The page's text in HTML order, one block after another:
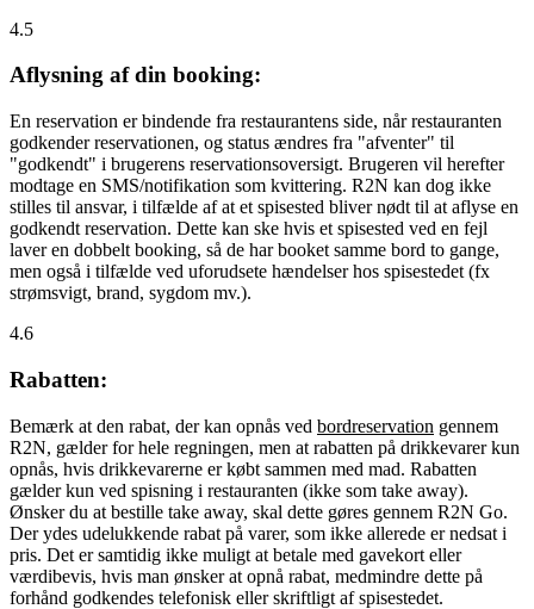
4.5
Aflysning af din booking:
En reservation er bindende fra restaurantens side, når restauranten
godkender reservationen, og status ændres fra "afventer" til
"godkendt" i brugerens reservationsoversigt. Brugeren vil herefter
modtage en SMS/notifikation som kvittering. R2N kan dog ikke
stilles til ansvar, i tilfælde af at et spisested bliver nødt til at aflyse en
godkendt reservation. Dette kan ske hvis et spisested ved en fejl
laver en dobbelt booking, så de har booket samme bord to gange,
men også i tilfælde ved uforudsete hændelser hos spisestedet (fx
strømsvigt, brand, sygdom mv.).
4.6
Rabatten:
Bemærk at den rabat, der kan opnås ved bordreservation gennem
R2N, gælder for hele regningen, men at rabatten på drikkevarer kun
opnås, hvis drikkevarerne er købt sammen med mad. Rabatten
gælder kun ved spisning i restauranten (ikke som take away).
Ønsker du at bestille take away, skal dette gøres gennem R2N Go.
Der ydes udelukkende rabat på varer, som ikke allerede er nedsat i
pris. Det er samtidig ikke muligt at betale med gavekort eller
værdibevis, hvis man ønsker at opnå rabat, medmindre dette på
forhånd godkendes telefonisk eller skriftligt af spisestedet.